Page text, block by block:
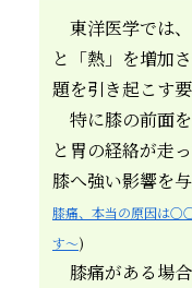
東洋医学では
と「熱」を増加
題を引き起こす
特に膝の前面
と胃の経絡が走
膝へ強い影響を与
膝痛、本当の原因は
す～)
膝痛がある場